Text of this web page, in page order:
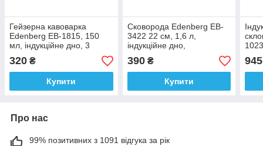
Гейзерна кавоварка
Edenberg EB-1815, 150
мл, індукційне дно, 3
чашки
320 ₴
Купити
Сковорода Edenberg EB-
3422 22 см, 1,6 л,
індукційне дно,
мармурове покриття, без
кришки
390₴
Купити
945
Про нас
99% позитивних з 1091 відгука за рік